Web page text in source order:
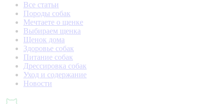
Все статьи
Породы собак
Мечтаете о щенке
Выбираем щенка
Щенок дома
Здоровье собак
Питание собак
Дрессировка собак
Уход и содержание
Новости